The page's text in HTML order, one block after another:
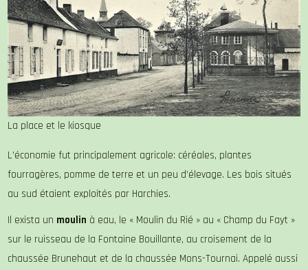
La place et le kiosque
L’économie fut principalement agricole: céréales, plantes
fourragères, pomme de terre et un peu d’élevage. Les bois situés
au sud étaient exploités par Harchies.
Il exista un moulin à eau, le « Moulin du Rié » au « Champ du Fayt »
sur le ruisseau de la Fontaine Bouillante, au croisement de la
chaussée Brunehaut et de la chaussée Mons-Tournai. Appelé aussi